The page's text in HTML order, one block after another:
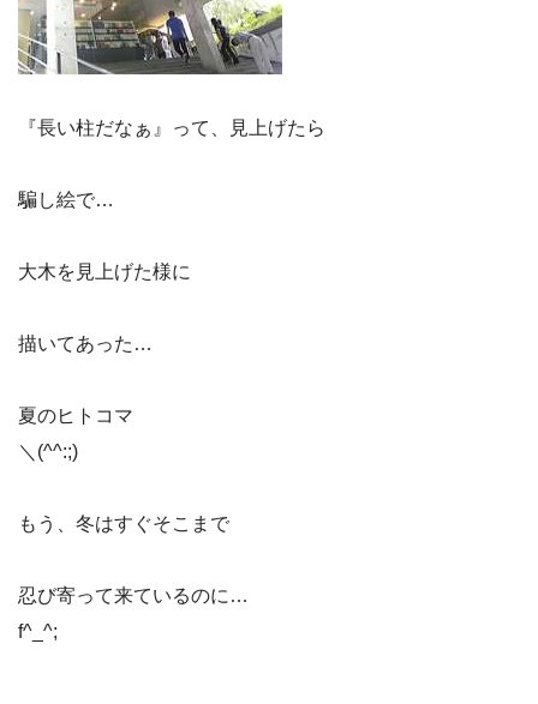
『長い柱だなぁ』って、見上げたら
騙し絵で…
大木を見上げた様に
描いてあった…
夏のヒトコマ
＼(^^:;)
もう、冬はすぐそこまで
忍び寄って来ているのに…
f^_^;